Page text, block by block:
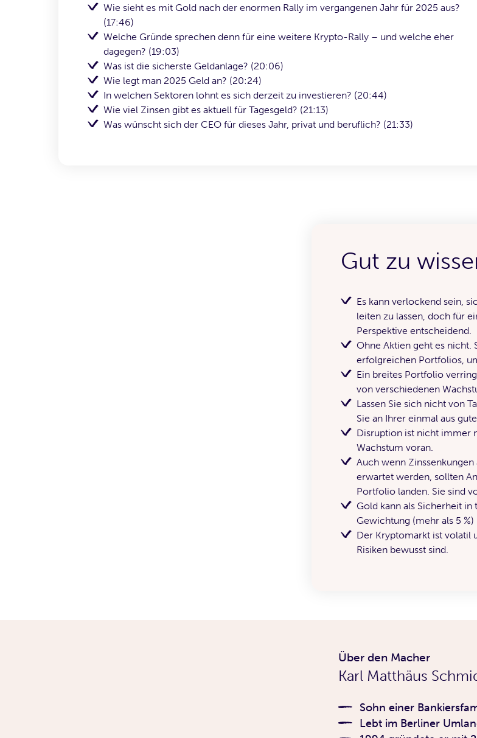
Wie sieht es mit Gold nach der enormen Rally im vergangenen Jahr für 2025 aus?
(17:46)
Welche Gründe sprechen denn für eine weitere Krypto-Rally – und welche eher
dagegen? (19:03)
Was ist die sicherste Geldanlage? (20:06)
Wie legt man 2025 Geld an? (20:24)
In welchen Sektoren lohnt es sich derzeit zu investieren? (20:44)
Wie viel Zinsen gibt es aktuell für Tagesgeld? (21:13)
Was wünscht sich der CEO für dieses Jahr, privat und beruflich? (21:33)
Gut zu
Es kann verlockend sein,
leiten zu lassen, doch für
Perspektive entscheidend.
Ohne Aktien geht es nicht.
erfolgreichen Portfolios,
Ein breites Portfolio
von verschiedenen
Lassen Sie sich nicht von
Sie an Ihrer einmal aus
Disruption ist nicht immer
Wachstum voran.
Auch wenn
erwartet werden, sollten
Portfolio landen. Sie sind
Gold kann als Sicherheit
Gewichtung (mehr als 5
Der Kryptomarkt ist volatil
Risiken bewusst sind.
Über den Macher
Karl Matthäus
Sohn einer
Lebt im Berliner